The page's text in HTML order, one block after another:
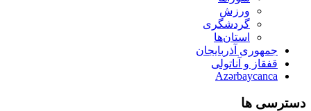
ورزش
گردشگری
استان‌ها
جمهوری آذربایجان
قفقاز و آناتولی
Azərbaycanca
دسترسی ها